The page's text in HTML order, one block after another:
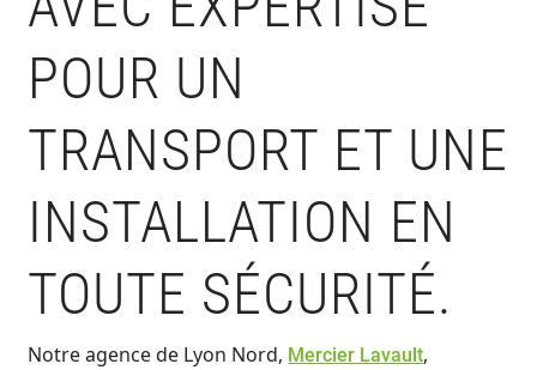
POUR UN
TRANSPORT ET UNE
INSTALLATION EN
TOUTE SÉCURITÉ.
Notre agence de Lyon Nord, Mercier Lavault,